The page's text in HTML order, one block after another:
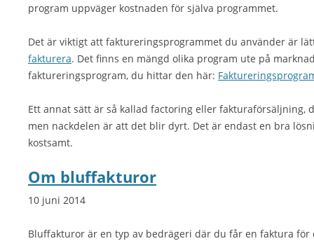
program uppväger kostnaden för själva programmet.
Det är viktigt att faktureringsprogrammet du använder är
fakturera. Det finns en mängd olika program ute på
faktureringsprogram, du hittar den här:
Ett annat sätt är så kallad factoring eller
men nackdelen är att det blir dyrt. Det är endast en bra
kostsamt.
Om bluffakturor
10 juni 2014
Bluffakturor är en typ av bedrägeri där du får en faktura